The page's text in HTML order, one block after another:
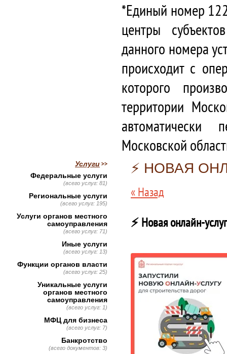
*Единый номер
центры
данного номера
происходит с
которого
территории
автоматически
Московской
⚡️ НОВАЯ
« Назад
⚡️ Новая онлайн-
Услуги
Федеральные услуги
(всего услуг: 81)
Региональные услуги
(всего услуг: 195)
Услуги органов местного
самоуправления
(всего услуг: 71)
Иные услуги
(всего услуг: 13)
Функции органов власти
(всего услуг: 25)
Уникальные услуги
органов местного
самоуправления
(всего услуг: 1)
МФЦ для бизнеса
(всего услуг: 7)
Банкротство
(всего документов: 3)